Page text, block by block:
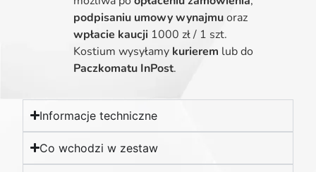
podpisaniu umowy wynajmuoraz
wpłacie kaucji 1000 zł / 1 szt.
Kostium wysyłamy kurierem lub do
Paczkomatu InPost.
Informacje techniczne
Co wchodzi w zestaw